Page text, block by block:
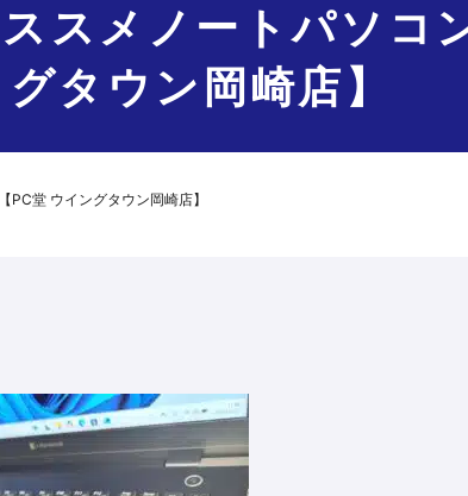
メノートパソコ
グタウン岡崎店】
堂 ウイングタウン岡崎店】